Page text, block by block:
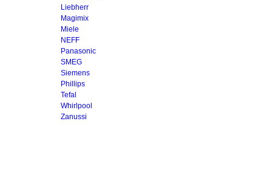
Liebherr
Magimix
Miele
NEFF
Panasonic
SMEG
Siemens
Phillips
Tefal
Whirlpool
Zanussi